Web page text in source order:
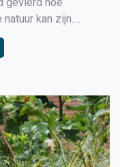
kan zijn.
Het IVN
met wel 2